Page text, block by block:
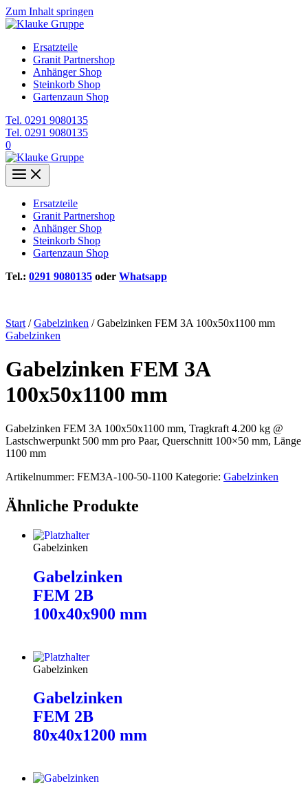
Zum Inhalt springen
Ersatzteile
Granit Partnershop
Anhänger Shop
Steinkorb Shop
Gartenzaun Shop
Tel. 0291 9080135
Tel. 0291 9080135
0
Ersatzteile
Granit Partnershop
Anhänger Shop
Steinkorb Shop
Gartenzaun Shop
Tel.: 0291 9080135 oder Whatsapp
Start /Gabelzinken / Gabelzinken FEM 3A 100x50x1100 mm
Gabelzinken
Gabelzinken FEM 3A
100x50x1100 mm
Gabelzinken FEM 3A 100x50x1100 mm, Tragkraft 4.200 kg @
Lastschwerpunkt 500 mm pro Paar, Querschnitt 100×50 mm, Länge
1100 mm
Artikelnummer: FEM3A-100-50-1100 Kategorie: Gabelzinken
Ähnliche Produkte
Gabelzinken
Gabelzinken
FEM 2B
100x40x900 mm
Gabelzinken
Gabelzinken
FEM 2B
80x40x1200 mm